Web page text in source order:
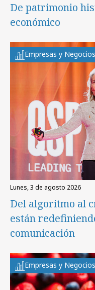
De patrimonio
económico
Empresas y Negocios
lunes, 3 de agosto 2026
Del algoritmo al
están
comunicación
Empresas y Negocios